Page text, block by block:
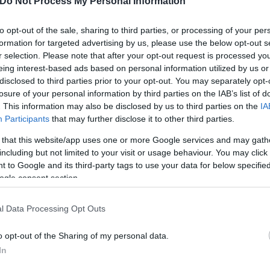
opt-out of the sale, sharing to third parties, or processing of your
for targeted advertising by us, please use the below opt-out
selection. Please note that after your opt-out request is processed
interest-based ads based on personal information utilized by us
to third parties prior to your opt-out. You may separately
of your personal information by third parties on the IAB’s list of
This information may also be disclosed by us to third parties on the
Participants that may further disclose it to other third parties.
that this website/app uses one or more Google services and may
but not limited to your visit or usage behaviour. You may
to Google and its third-party tags to use your data for below
consent section.
Data Processing Opt Outs
opt-out of the Sharing of my personal data.
σχέδια των ουκρανικών ένοπλων δυνάμεων,
αυτές τις πληροφορίες εναντίον μας»,
αξιωματούχους, τοπικούς αιρετούς,
στα μέτωπα.
του από την ηγεσία της υπηρεσίας
σημαντικότερες από το ξέσπασμα του πολέμου
στην αποτυχία τους να ξεριζώσουν αυτά που